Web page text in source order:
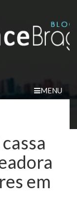
MENU
em